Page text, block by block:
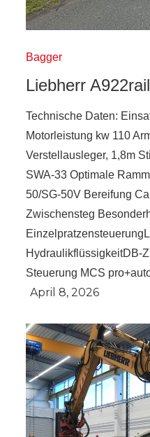
Bagger
Liebherr A922rail
Technische Daten:
Motorleistung kw 110
Verstellausleger, 1,8m
SWA-33 Optimale
50/SG-50V Bereifung
Zwischensteg
HydraulikflüssigkeitDB-
Steuerung MCS